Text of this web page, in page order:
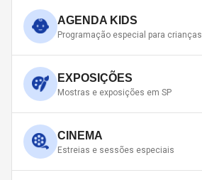
AGENDA KIDS
Programação especial para crianças
EXPOSIÇÕES
Mostras e exposições em SP
CINEMA
Estreias e sessões especiais